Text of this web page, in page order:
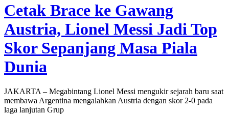
Cetak Brace ke Gawang
Austria, Lionel Messi Jadi Top
Skor Sepanjang Masa Piala
Dunia
JAKARTA – Megabintang Lionel Messi mengukir sejarah baru saat
membawa Argentina mengalahkan Austria dengan skor 2-0 pada
laga lanjutan Grup